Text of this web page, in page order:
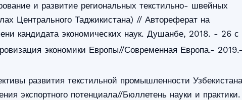
и развитие региональных текстильно- швейных
Центрального Таджикистана) // Автореферат на
кандидата экономических наук. Душанбе, 2018. - 26 с
экономики Европы//Современная Европа.-
развития текстильной промышленности Узбекистана
экспортного потенциала//Бюллетень науки и практики.